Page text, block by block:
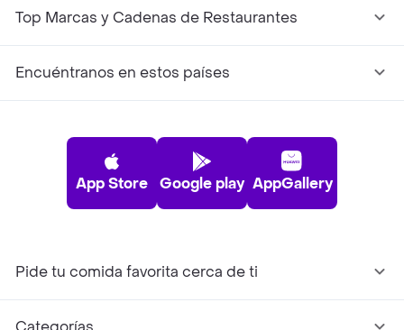
Top Marcas y Cadenas de Restaurantes
Encuéntranos en estos países
App Store Google play AppGallery
Pide tu comida favorita cerca de ti